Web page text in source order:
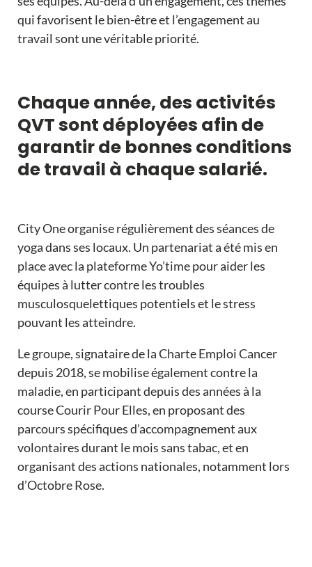
qui favorisent le bien-être et l’engagement au
travail sont une véritable priorité.
Chaque année, des activités
QVT sont déployées afin de
garantir de bonnes conditions
de travail à chaque salarié.
City One organise régulièrement des séances de
yoga dans ses locaux. Un partenariat a été mis en
place avec la plateforme Yo’time pour aider les
équipes à lutter contre les troubles
musculosquelettiques potentiels et le stress
pouvant les atteindre.
Le groupe, signataire de la Charte Emploi Cancer
depuis 2018, se mobilise également contre la
maladie, en participant depuis des années à la
course Courir Pour Elles, en proposant des
parcours spécifiques d’accompagnement aux
volontaires durant le mois sans tabac, et en
organisant des actions nationales, notamment lors
d’Octobre Rose.